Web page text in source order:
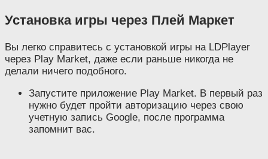
Установка игры через Плей Маркет
Вы легко справитесь с установкой игры на LDPlayer
через Play Market, даже если раньше никогда не
делали ничего подобного.
Запустите приложение Play Market. В первый раз
нужно будет пройти авторизацию через свою
учетную запись Google, после программа
запомнит вас.